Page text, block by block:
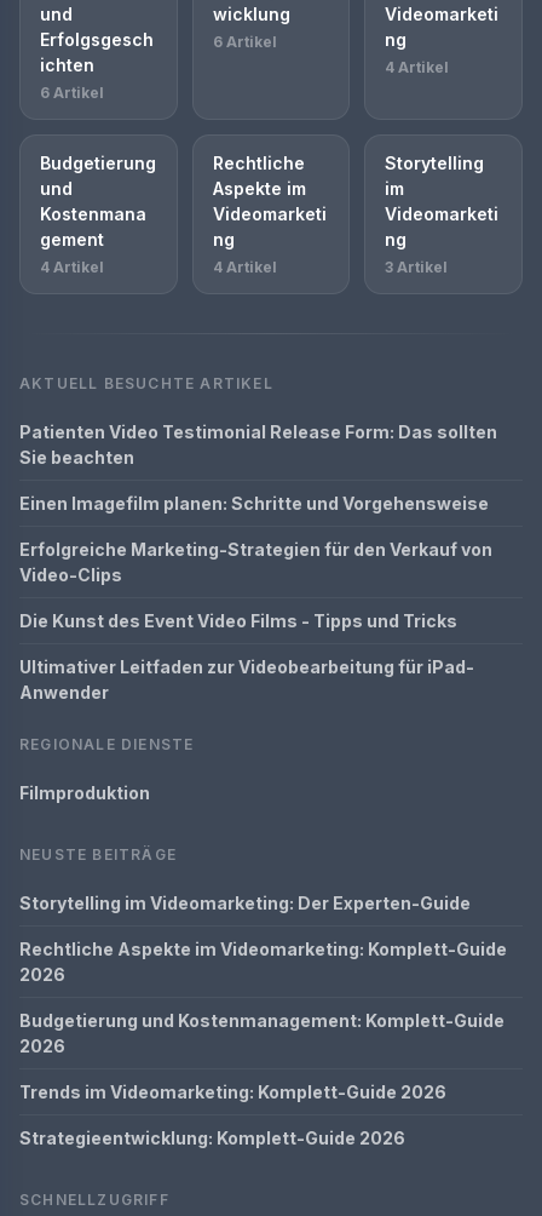
und
Erfolgsgesch
ichten
6 Artikel
wicklung
6 Artikel
Videomarketi
ng
4 Artikel
Budgetierung
und
Kostenmana
gement
4 Artikel
Rechtliche
Aspekte im
Videomarketi
ng
4 Artikel
Storytelling
im
Videomarketi
ng
3 Artikel
AKTUELL BESUCHTE ARTIKEL
Patienten Video Testimonial Release Form: Das sollten
Sie beachten
Einen Imagefilm planen: Schritte und Vorgehensweise
Erfolgreiche Marketing-Strategien für den Verkauf von
Video-Clips
Die Kunst des Event Video Films - Tipps und Tricks
Ultimativer Leitfaden zur Videobearbeitung für iPad-
Anwender
REGIONALE DIENSTE
Filmproduktion
NEUSTE BEITRÄGE
Storytelling im Videomarketing: Der Experten-Guide
Rechtliche Aspekte im Videomarketing: Komplett-Guide
2026
Budgetierung und Kostenmanagement: Komplett-Guide
2026
Trends im Videomarketing: Komplett-Guide 2026
Strategieentwicklung: Komplett-Guide 2026
SCHNELLZUGRIFF